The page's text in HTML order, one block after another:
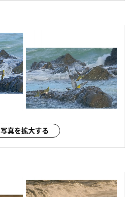
写真を拡大する